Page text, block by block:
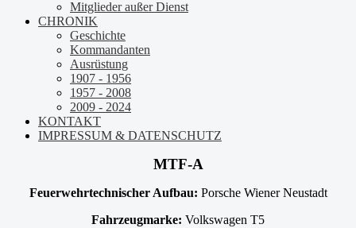
Mitglieder außer Dienst
CHRONIK
Geschichte
Kommandanten
Ausrüstung
1907 - 1956
1957 - 2008
2009 - 2024
KONTAKT
IMPRESSUM & DATENSCHUTZ
MTF-A
Feuerwehrtechnischer Aufbau: Porsche Wiener Neustadt
Fahrzeugmarke: Volkswagen T5